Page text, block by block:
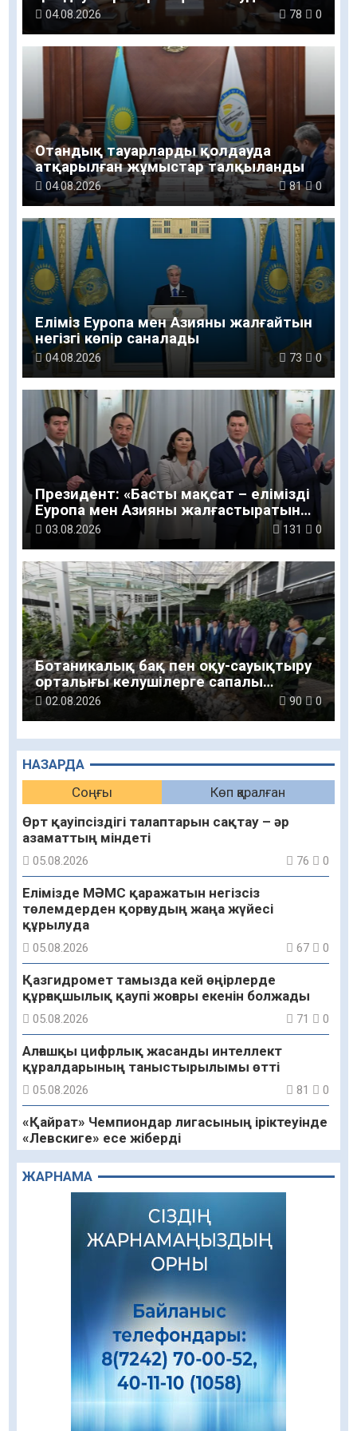
НАЗАРДА
Соңғы
Көп қаралған
Өрт қауіпсіздігі талаптарын сақтау – әр
азаматтың міндеті
05.08.2026 76 0
Елімізде МӘМС қаражатын негізсіз
төлемдерден қорғаудың жаңа жүйесі
құрылуда
05.08.2026 67 0
Қазгидромет тамызда кей өңірлерде
құрғақшылық қаупі жоғары екенін болжады
05.08.2026 71 0
Алғашқы цифрлық жасанды интеллект
құралдарының таныстырылымы өтті
05.08.2026 81 0
«Қайрат» Чемпиондар лигасының іріктеуінде
«Левскиге» есе жіберді
05.08.2026 71 0
«Ұлттық нақыш – заманауи панно» атты
шеберлік сағаты өтті
05.08.2026
Цифрландыру саласын дамыту аясында
салынатын жаңа орталықтың жобасы
Құқықтық статистика және арнайы есепке
алу жөніндегі комитеттің Қызылорда
облысы бойынша департаментінің басшысы
тағайындалды
04.08.2026
ЖАРНАМА
04.08.2026 78 0
Отандық тауарларды қолдауда
атқарылған жұмыстар талқыланды
04.08.2026 81 0
Еліміз Еуропа мен Азияны жалғайтын
негізгі көпір саналады
04.08.2026 73 0
Президент: «Басты мақсат – елімізді
Еуропа мен Азияны жалғастыратын
жетекші логистикалық желінің біріне
03.08.2026 131 0
Ботаникалық бақ пен оқу-сауықтыру
орталығы келушілерге сапалы
қызмет көрсетуде
02.08.2026 90 0